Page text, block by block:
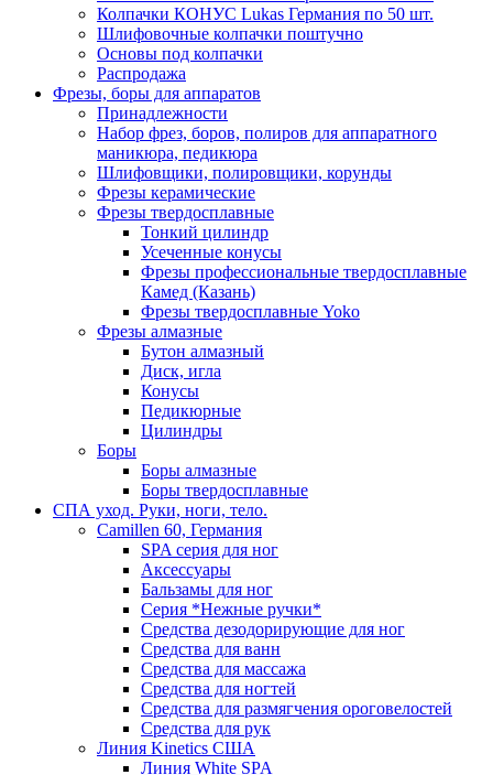
Колпачки КОНУС Lukas Германия по 50 шт.
Шлифовочные колпачки поштучно
Основы под колпачки
Распродажа
Фрезы, боры для аппаратов
Принадлежности
Набор фрез, боров, полиров для аппаратного
маникюра, педикюра
Шлифовщики, полировщики, корунды
Фрезы керамические
Фрезы твердосплавные
Тонкий цилиндр
Усеченные конусы
Фрезы профессиональные твердосплавные
Камед (Казань)
Фрезы твердосплавные Yoko
Фрезы алмазные
Бутон алмазный
Диск, игла
Конусы
Педикюрные
Цилиндры
Боры
Боры алмазные
Боры твердосплавные
СПА уход. Руки, ноги, тело.
Camillen 60, Германия
SPA серия для ног
Аксессуары
Бальзамы для ног
Серия *Нежные ручки*
Средства дезодорирующие для ног
Средства для ванн
Средства для массажа
Средства для ногтей
Средства для размягчения ороговелостей
Средства для рук
Линия Kinetics США
Линия White SPA